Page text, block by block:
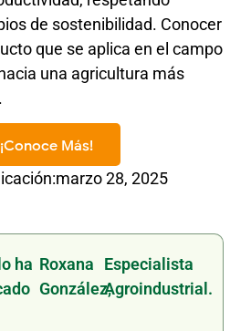
de sostenibilidad. Conocer
que se aplica en el campo
una agricultura más
¡Conoce Más!
marzo 28, 2025
ha Roxana
González,
Especialista
Agroindustrial.